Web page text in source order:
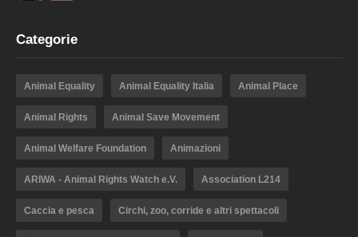
Categorie
Animal Equality Animal Equality Italia Animal Place
Animal Rights Animal Save Movement
Animal Welfare Foundation Animazioni
ARIWA - Animal Rights Watch e.V. Association L214
Caccia e pesca Circhi, zoo, corride e altri spettacoli